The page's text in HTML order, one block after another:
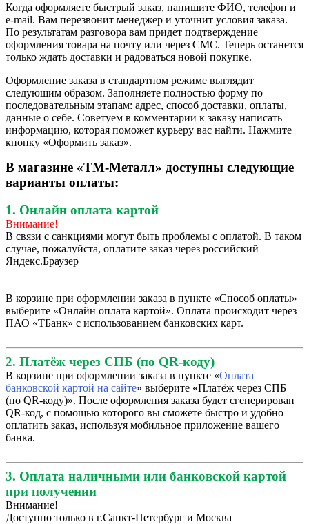
Когда оформляете быстрый заказ, напишите ФИО, телефон и
e-mail. Вам перезвонит менеджер и уточнит условия заказа.
По результатам разговора вам придет подтверждение
оформления товара на почту или через СМС. Теперь останется
только ждать доставки и радоваться новой покупке.
Оформление заказа в стандартном режиме выглядит
следующим образом. Заполняете полностью форму по
последовательным этапам: адрес, способ доставки, оплаты,
данные о себе. Советуем в комментарии к заказу написать
информацию, которая поможет курьеру вас найти. Нажмите
кнопку «Оформить заказ».
В магазине «ТМ-Металл» доступны следующие
варианты оплаты:
1. Онлайн оплата картой
Внимание!
В связи с санкциями могут быть проблемы с оплатой. В таком
случае, пожалуйста, оплатите заказ через российский
Яндекс.Браузер
В корзине при оформлении заказа в пункте «Способ оплаты»
выберите «Онлайн оплата картой». Оплата происходит через
ПАО «ТБанк» с использованием банковских карт.
2. Платёж через СПБ (по QR-коду)
В корзине при оформлении заказа в пункте «Оплата
банковской картой на сайте» выберите «Платёж через СПБ
(по QR-коду)». После оформления заказа будет сгенерирован
QR-код, с помощью которого вы сможете быстро и удобно
оплатить заказ, используя мобильное приложение вашего
банка.
3. Оплата наличными или банковской картой
при получении
Внимание!
Доступно только в г.Санкт-Петербург и Москва